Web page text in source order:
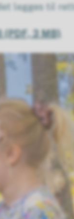
legges til
(PDF, 3 MB).